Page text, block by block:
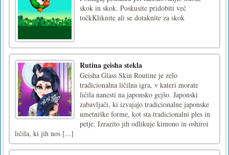
skok in skok. Poskusite pridobiti več
točkKliknite ali se dotaknite za skok
Rutina geisha stekla
Geisha Glass Skin Routine je zelo
tradicionalna ličilna igra, v kateri morate
ličila nanesti na japonsko gejšo. Japonski
zabavljači, ki izvajajo tradicionalne japonske
umetniške forme, kot sta tradicionalni ples in
petje. Izrazito jih odlikuje kimono in oshiroi
ličila, ki jih nos [...]